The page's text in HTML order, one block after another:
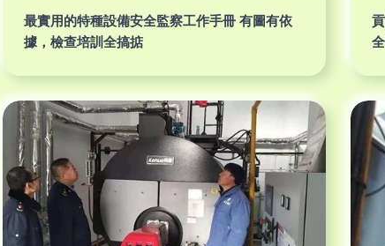
最實用的特種設備安全監察工作手冊 有圖有依
據，檢查培訓全搞掂